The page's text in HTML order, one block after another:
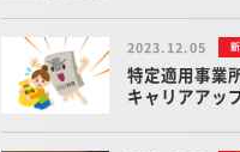
2023.12.05
特定適用事業
キャリアアッ